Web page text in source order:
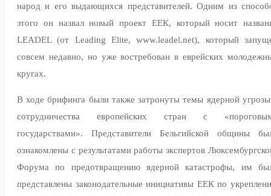
народ и его выдающихся представителей. Одним из
этого он назвал новый проект ЕЕК, который носит
LEADEL (от Leading Elite, www.leadel.net), который
совсем недавно, но уже востребован в еврейских
кругах.
В ходе брифинга были также затронуты темы ядерной
сотрудничества европейских стран с
государствами». Представители Бельгийской общины
ознакомлены с результатами работы экспертов
Форума по предотвращению ядерной катастрофы, им
представлены законодательные инициативы ЕЕК по